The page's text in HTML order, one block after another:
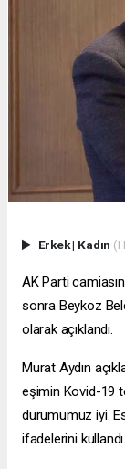
Erkek| Kadın
AK Parti
sonra Beykoz
olarak açıklandı.
Murat Aydın
eşimin Kovid-19
durumumuz iyi.
ifadelerini kullandı.